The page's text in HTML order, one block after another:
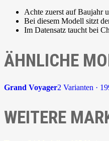
Achte zuerst auf Baujahr
Bei diesem Modell sitzt
Im Datensatz taucht bei
ÄHNLICHE
Grand Voyager2 Varianten ·
WEITERE